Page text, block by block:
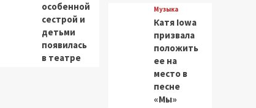
особенной
сестрой и
детьми
появилась
в театре
Музыка
Катя Iowa
призвала
положить
ее на
место в
песне
«Мы»